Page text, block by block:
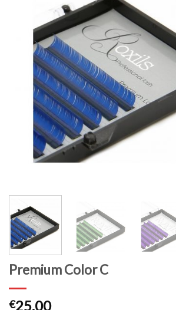
Premium Color C
€25.00